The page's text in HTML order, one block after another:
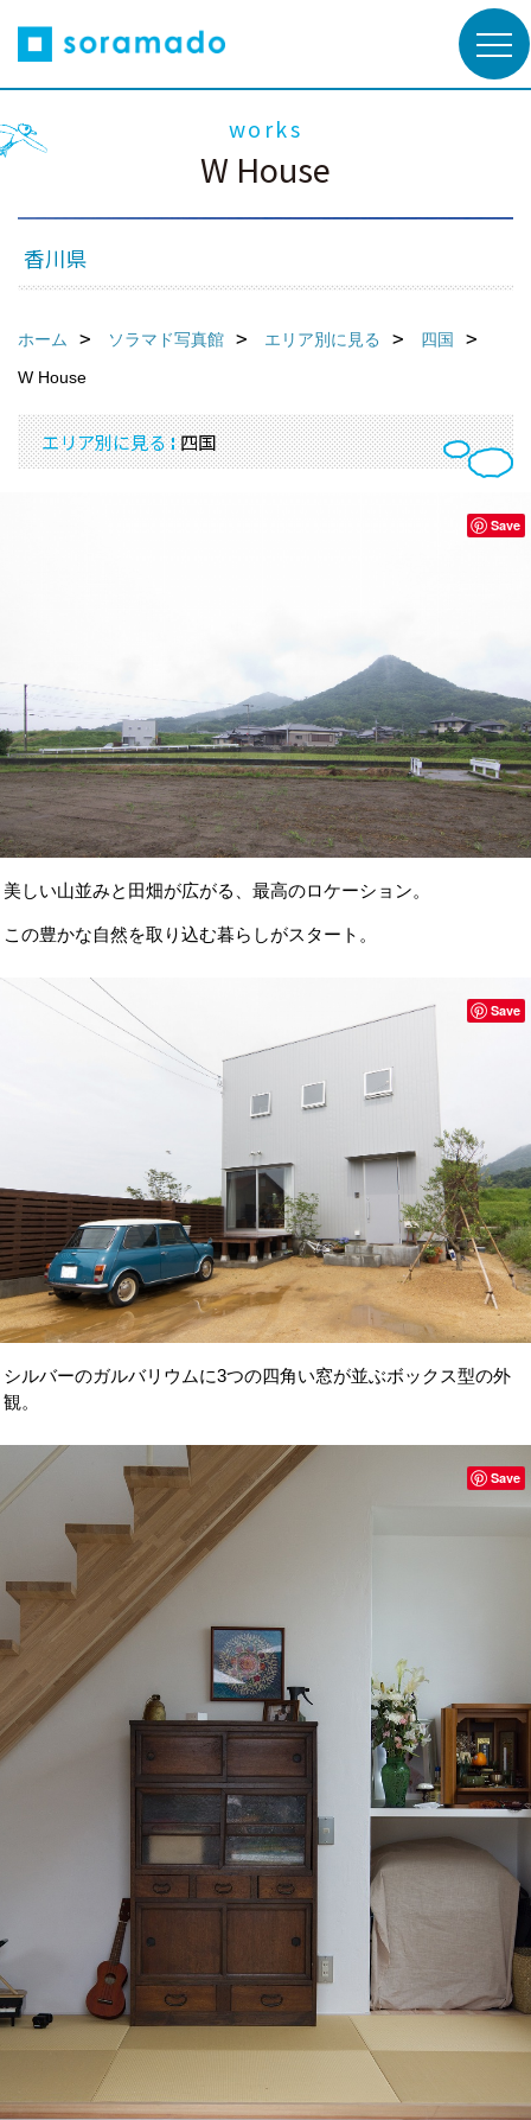
works
W House
香川県
ホーム ソラマド写真館 エリア別に見る
四国
W House
エリア別に見る 四国
美しい山並みと田畑が広がる、最高のロケーション。
この豊かな自然を取り込む暮らしがスタート。
Save
シルバーのガルバリウムに3つの四角い窓が並ぶボックス型の外
観。
Save
Save